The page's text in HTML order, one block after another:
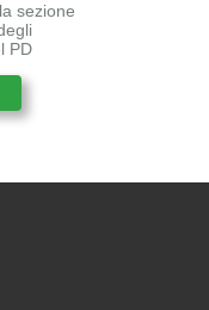
sezione
PD